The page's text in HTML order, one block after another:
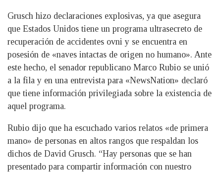
Grusch hizo declaraciones explosivas, ya que asegura
que Estados Unidos tiene un programa ultrasecreto de
recuperación de accidentes ovni y se encuentra en
posesión de «naves intactas de origen no humano». Ante
este hecho, el senador republicano Marco Rubio se unió
a la fila y en una entrevista para «NewsNation» declaró
que tiene información privilegiada sobre la existencia de
aquel programa.
Rubio dijo que ha escuchado varios relatos «de primera
mano» de personas en altos rangos que respaldan los
dichos de David Grusch. “Hay personas que se han
presentado para compartir información con nuestro